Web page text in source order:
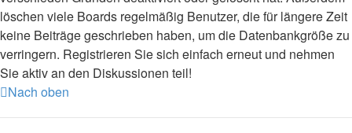
löschen viele Boards regelmäßig Benutzer, die für längere Zeit
keine Beiträge geschrieben haben, um die Datenbankgröße zu
verringern. Registrieren Sie sich einfach erneut und nehmen
Sie aktiv an den Diskussionen teil!
Nach oben